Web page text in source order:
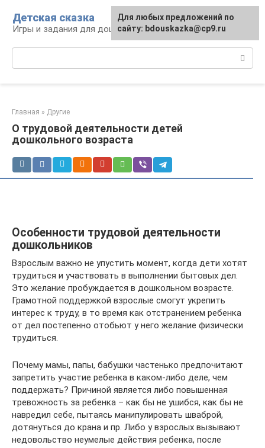
контенту
Детская сказка
Игры и задания для дошкольников
Главная » Другие
О трудовой деятельности детей
дошкольного возраста
Особенности трудовой деятельности
дошкольников
Взрослым важно не упустить момент, когда дети хотят
трудиться и участвовать в выполнении бытовых дел.
Это желание пробуждается в дошкольном возрасте.
Грамотной поддержкой взрослые смогут укрепить
интерес к труду, в то время как отстранением ребенка
от дел постепенно отобьют у него желание физически
трудиться.
Почему мамы, папы, бабушки частенько предпочитают
запретить участие ребенка в каком-либо деле, чем
поддержать? Причиной является либо повышенная
тревожность за ребенка – как бы не ушибся, как бы не
навредил себе, пытаясь манипулировать шваброй,
дотянуться до крана и пр. Либо у взрослых вызывают
недовольство неумелые действия ребенка, после
Для любых предложений по
сайту: bdouskazka@cp9.ru